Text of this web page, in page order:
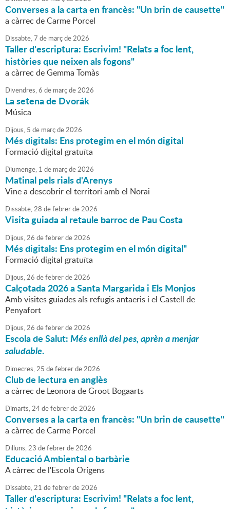
Converses a la carta en francès: "Un brin de causette"
a càrrec de Carme Porcel
Dissabte,7 de marçde2026
Taller d'escriptura: Escrivim! "Relats a foc lent,
històries que neixen als fogons"
a càrrec de Gemma Tomàs
Divendres,6 de marçde2026
La setena de Dvorák
Música
Dijous, 5 de marçde2026
Més digitals: Ens protegim en el món digital
Formació digital gratuïta
Diumenge, 1 de marçde2026
Matinal pels rials d'Arenys
Vine a descobrir el territori amb el Norai
Dissabte,28 defebrerde2026
Visita guiada al retaule barroc de Pau Costa
Dijous,26 defebrerde2026
Més digitals: Ens protegim en el món digital"
Formació digital gratuïta
Dijous,26 defebrerde2026
Calçotada 2026 a Santa Margarida i Els Monjos
Amb visites guiades als refugis antaeris i el Castell de
Penyafort
Dijous,26 defebrerde2026
Escola de Salut:Més enllà del pes, aprèn a menjar
saludable.
Dimecres,25 defebrerde2026
Club de lectura en anglès
a càrrec de Leonora de Groot Bogaarts
Dimarts,24defebrerde2026
Converses a la carta en francès: "Un brin de causette"
a càrrec de Carme Porcel
Dilluns,23 defebrerde2026
Educació Ambiental o barbàrie
A càrrec de l'Escola Orígens
Dissabte,21 defebrerde2026
Taller d'escriptura: Escrivim! "Relats a foc lent,